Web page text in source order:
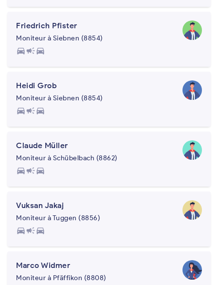
Friedrich Pfister
Moniteur à Siebnen (8854)
directions_carcampaigndirections_car
Heidi Grob
Moniteur à Siebnen (8854)
directions_carcampaigndirections_car
Claude Müller
Moniteur à Schübelbach (8862)
directions_carcampaigndirections_car
Vuksan Jakaj
Moniteur à Tuggen (8856)
directions_carcampaigndirections_car
Marco Widmer
Moniteur à Pfäffikon (8808)